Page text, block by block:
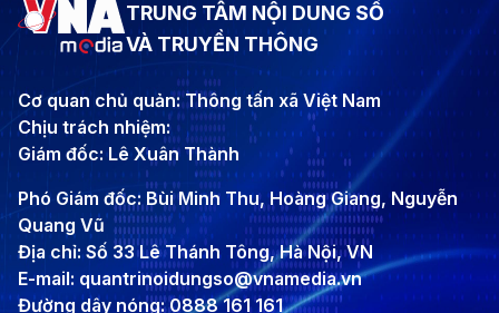
TRUNG TÂM NỘI DUNG SỐ
VÀ TRUYỀN THÔNG
Cơ quan chủ quản: Thông tấn xã Việt Nam
Chịu trách nhiệm:
Giám đốc: Lê Xuân Thành
Phó Giám đốc: Bùi Minh Thu, Hoàng Giang, Nguyễn
Quang Vũ
Địa chỉ: Số 33 Lê Thánh Tông, Hà Nội, VN
E-mail: quantrinoidungso@vnamedia.vn
Đường dây nóng: 0888 161 161